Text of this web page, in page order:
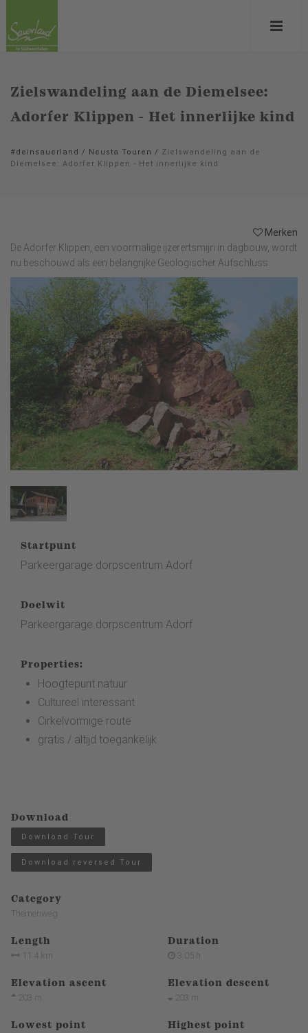
Zielswandeling aan de Diemelsee:
Adorfer Klippen - Het innerlijke kind
#deinsauerland / Neusta Touren / Zielswandeling aan de
Diemelsee: Adorfer Klippen - Het innerlijke kind
Merken
De Adorfer Klippen, een voormalige ijzerertsmijn in dagbouw, wordt
nu beschouwd als een belangrijke Geologischer Aufschluss.
Startpunt
Parkeergarage dorpscentrum Adorf
Doelwit
Parkeergarage dorpscentrum Adorf
Properties:
Hoogtepunt natuur
Cultureel interessant
Cirkelvormige route
gratis / altijd toegankelijk
Download
Download Tour
Download reversed Tour
Category
Themenweg
Length
11.4 km
Duration
3:05 h
Elevation ascent
203 m
Elevation descent
203 m
Lowest point Highest point